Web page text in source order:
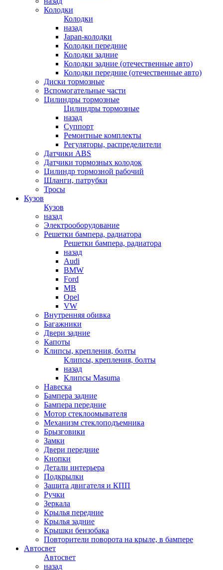
Колодки
Колодки
назад
Japan-колодки
Колодки передние
Колодки задние
Колодки задние (отечественные авто)
Колодки передние (отечественные авто)
Диски тормозные
Вспомогательные части
Цилиндры тормозные
Цилиндры тормозные
назад
Суппорт
Ремонтные комплекты
Регуляторы, распределители
Датчики ABS
Датчики тормозных колодок
Цилиндр тормозной рабочий
Шланги, патрубки
Тросы
Кузов
Кузов
назад
Электрооборудование
Решетки бампера, радиатора
Решетки бампера, радиатора
назад
Audi
BMW
Ford
MB
Opel
VW
Внутренняя обивка
Багажники
Двери задние
Капоты
Клипсы, крепления, болты
Клипсы, крепления, болты
назад
Клипсы Masuma
Навеска
Бампера задние
Бампера передние
Мотор стеклоомывателя
Механизм стеклоподъемника
Брызговики
Замки
Двери передние
Кнопки
Детали интерьера
Подкрылки
Защита двигателя и КПП
Ручки
Зеркала
Крылья передние
Крылья задние
Крышки бензобака
Повторители поворота на крыле, в бампере
Автосвет
Автосвет
назад